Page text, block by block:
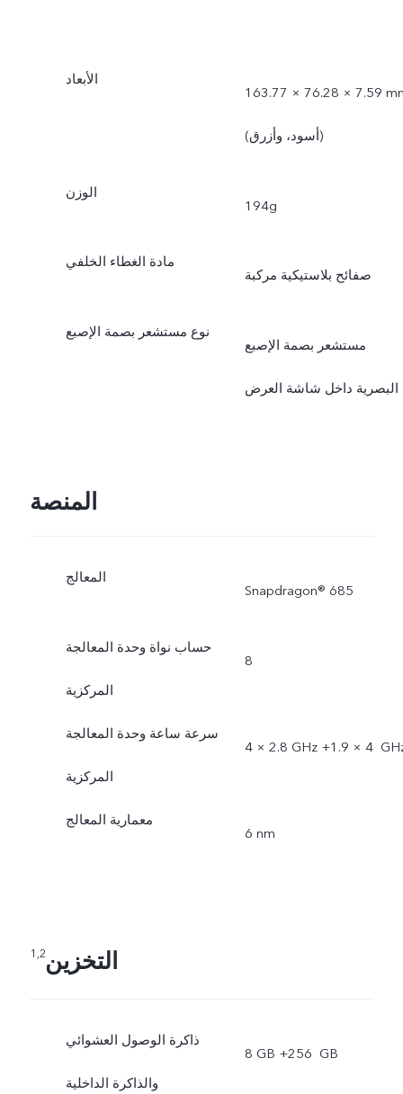
الأبعاد
163.77 × 76.28 × 7.59
(أسود، وأزرق)
الوزن
194g
مادة الغطاء الخلفي
صفائح بلاستيكية مركبة
نوع مستشعر بصمة الإصبع
مستشعر بصمة الإصبع
البصرية داخل شاشة العرض
المنصة
المعالج
Snapdragon® 685
حساب نواة وحدة المعالجة
المركزية
8
سرعة ساعة وحدة المعالجة
المركزية
4 × 2.8 GHz +‏ 4 ×
معمارية المعالج
6 nm
التخزين1,2
ذاكرة الوصول العشوائي
والذاكرة الداخلية
8 GB +‏ 256 GB